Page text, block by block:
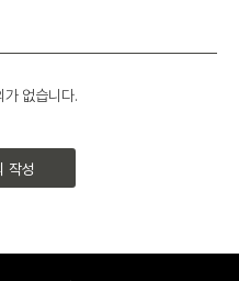
가 없습니다.
작성